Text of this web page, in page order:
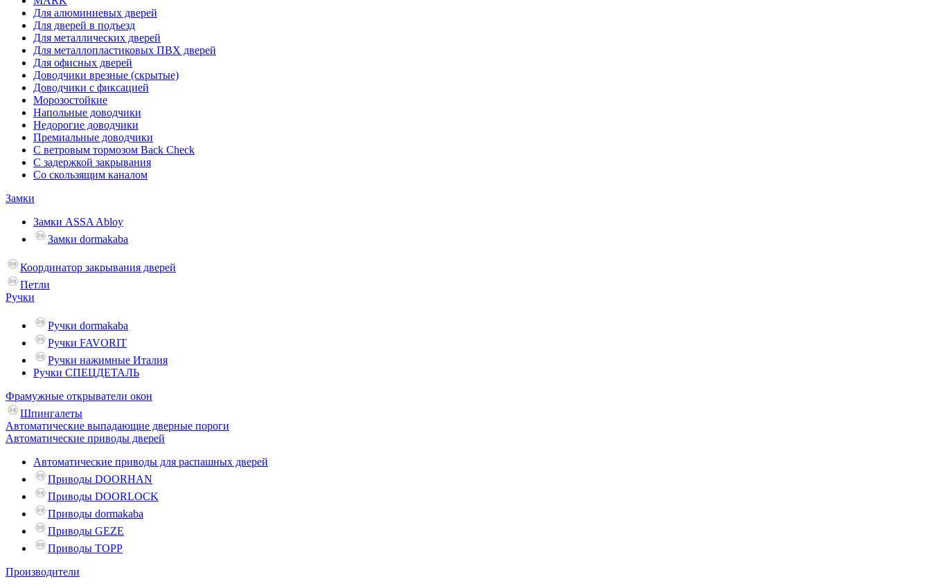
Для алюминиевых дверей
Для дверей в подъезд
Для металлических дверей
Для металлопластиковых ПВХ дверей
Для офисных дверей
Доводчики врезные (скрытые)
Доводчики с фиксацией
Морозостойкие
Напольные доводчики
Недорогие доводчики
Премиальные доводчики
С ветровым тормозом Back Check
С задержкой закрывания
Со скользящим каналом
Замки
Замки ASSA Abloy
Замки dormakaba
Координатор закрывания дверей
Петли
Ручки
Ручки dormakaba
Ручки FAVORIT
Ручки нажимные Италия
Ручки СПЕЦДЕТАЛЬ
Фрамужные открыватели окон
Шпингалеты
Автоматические выпадающие дверные пороги
Автоматические приводы дверей
Автоматические приводы для распашных дверей
Приводы DOORHAN
Приводы DOORLOCK
Приводы dormakaba
Приводы GEZE
Приводы TOPP
Производители